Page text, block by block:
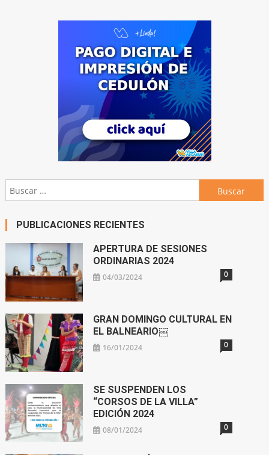
Buscar:
PUBLICACIONES RECIENTES
APERTURA DE SESIONES
ORDINARIAS 2024
04/03/2024 0
GRAN DOMINGO CULTURAL EN
EL BALNEARIO￼
16/01/2024 0
SE SUSPENDEN LOS
“CORSOS DE LA VILLA”
EDICIÓN 2024
08/01/2024 0